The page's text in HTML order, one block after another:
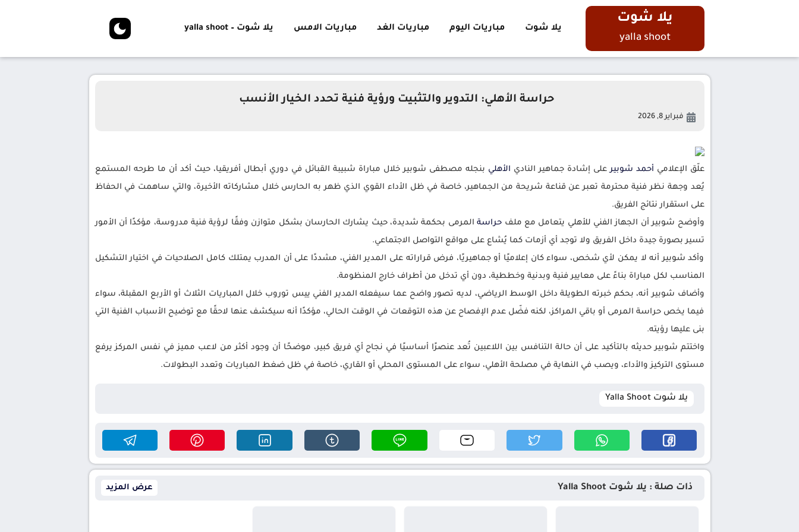
يلا شوت
yalla shoot
يلا شوت مباريات اليوم مباريات الغد مباريات الامس يلا شوت – yalla shoot
حراسة الأهلي: التدوير والتثبيت ورؤية فنية تحدد الخيار الأنسب
فبراير 8, 2026
علّق الإعلامي أحمد شوبيرعلى إشادة جماهير النادي الأهلي بنجله مصطفى شوبير خلال مباراة شبيبة القبائل في دوري أبطال أفريقيا، حيث أكد أن ما طرحه المستمع
يُعد وجهة نظر فنية محترمة تعبر عن قناعة شريحة من الجماهير، خاصة في ظل الأداء القوي الذي ظهر به الحارس خلال مشاركاته الأخيرة، والتي ساهمت في الحفاظ
على استقرار نتائج الفريق.
وأوضح شوبير أن الجهاز الفني للأهلي يتعامل مع ملف حراسةالمرمى بحكمة شديدة، حيث يشارك الحارسان بشكل متوازن وفقًا لرؤية فنية مدروسة، مؤكدًا أن الأمور
تسير بصورة جيدة داخل الفريق ولا توجد أي أزمات كما يُشاع على مواقع التواصل الاجتماعي.
وأكد شوبير أنه لا يمكن لأي شخص، سواء كان إعلاميًا أو جماهيريًا، فرض قراراته على المدير الفني، مشددًا على أن المدرب يمتلك كامل الصلاحيات في اختيار التشكيل
المناسب لكل مباراة بناءً على معايير فنية وبدنية وخططية، دون أي تدخل من أطراف خارج المنظومة.
وأضاف شوبير أنه، بحكم خبرته الطويلة داخل الوسط الرياضي، لديه تصور واضح عما سيفعله المدير الفني ييس توروب خلال المباريات الثلاث أو الأربع المقبلة، سواء
فيما يخص حراسة المرمى أو باقي المراكز، لكنه فضّل عدم الإفصاح عن هذه التوقعات في الوقت الحالي، مؤكدًا أنه سيكشف عنها لاحقًا مع توضيح الأسباب الفنية التي
بنى عليها رؤيته.
واختتم شوبير حديثه بالتأكيد على أن حالة التنافس بين اللاعبين تُعد عنصرًا أساسيًا في نجاح أي فريق كبير، موضحًا أن وجود أكثر من لاعب مميز في نفس المركز يرفع
مستوى التركيز والأداء، ويصب في النهاية في مصلحة الأهلي، سواء على المستوى المحلي أو القاري، خاصة في ظل ضغط المباريات وتعدد البطولات.
يلا شوت Yalla Shoot
ذات صلة : يلا شوت Yalla Shoot عرض المزيد